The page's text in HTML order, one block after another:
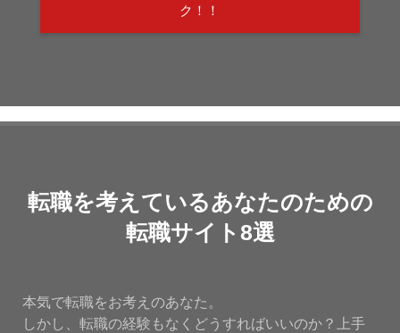
ク！！
転職を考えているあなたのための
転職サイト8選
本気で転職をお考えのあなた。
しかし、転職の経験もなくどうすればいいのか？上手